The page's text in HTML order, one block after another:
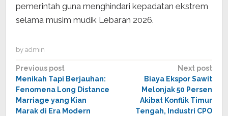
pemerintah guna menghindari kepadatan ekstrem
selama musim mudik Lebaran 2026.
by admin
Post
navigation
Previous post
Menikah Tapi Berjauhan:
Fenomena Long Distance
Marriage yang Kian
Marak di Era Modern
Next post
Biaya Ekspor Sawit
Melonjak 50 Persen
Akibat Konflik Timur
Tengah, Industri CPO